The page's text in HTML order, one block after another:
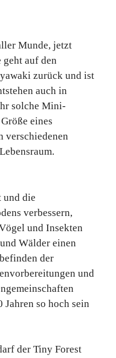
Munde, jetzt
auf den
zurück und ist
auch in
solche Mini-
eines
verschiedenen
die
verbessern,
und Insekten
Wälder einen
der
und
so hoch sein
der Tiny Forest